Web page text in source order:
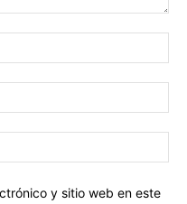
y sitio web en este